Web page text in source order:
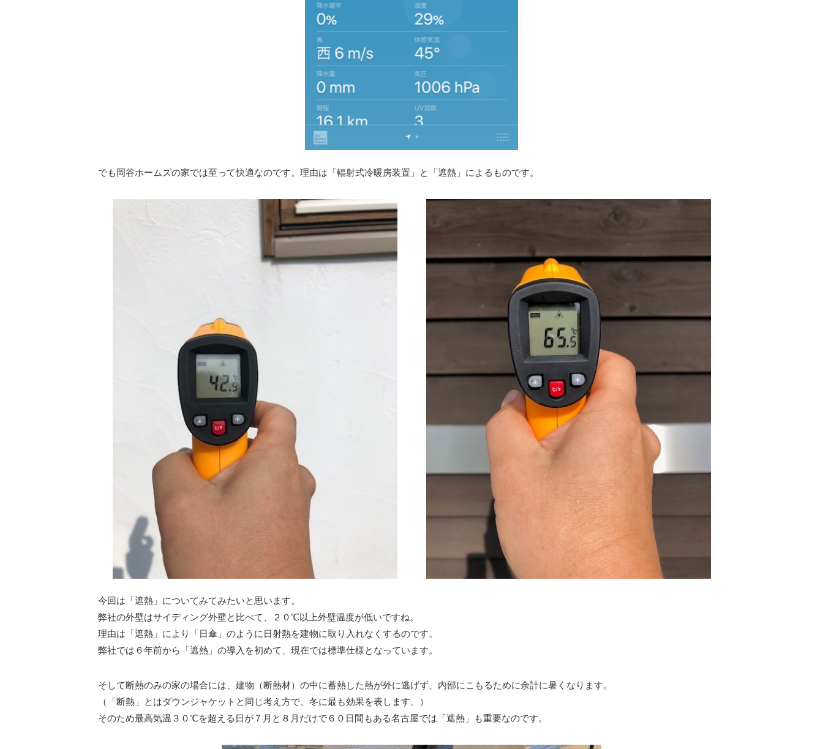
でも岡谷ホームズの家では至って快適なのです。理由は「輻射式冷暖房装置」と「遮熱」によるものです。
今回は「遮熱」についてみてみたいと思います。
弊社の外壁はサイディング外壁と比べて、２０℃以上外壁温度が低いですね。
理由は「遮熱」により「日傘」のように日射熱を建物に取り入れなくするのです。
弊社では６年前から「遮熱」の導入を初めて、現在では標準仕様となっています。
そして断熱のみの家の場合には、建物（断熱材）の中に蓄熱した熱が外に逃げず、内部にこもるために余計に暑くなります。
（「断熱」とはダウンジャケットと同じ考え方で、冬に最も効果を表します。）
そのため最高気温３０℃を超える日が７月と８月だけで６０日間もある名古屋では「遮熱」も重要なのです。